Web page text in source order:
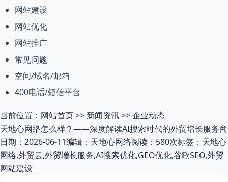
网站建设
网站优化
网站推广
常见问题
空间/域名/邮箱
400电话/短信平台
当前位置： 网站首页>>新闻资讯>>企业动态
天地心网络怎么样？——深度解读AI搜索时代的外贸增长服务商
日期：2026-06-11编辑：天地心网络阅读：580次标签：天地心
网络,外贸云,外贸增长服务,AI搜索优化,GEO优化,谷歌SEO,外贸
网站建设